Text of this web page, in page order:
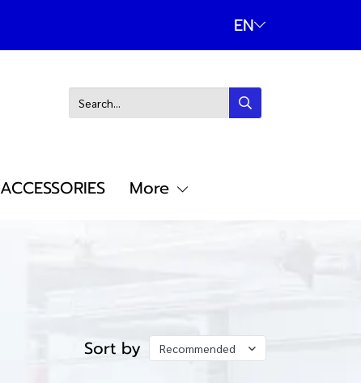
EN
ACCESSORIES More
Sort by Recommended